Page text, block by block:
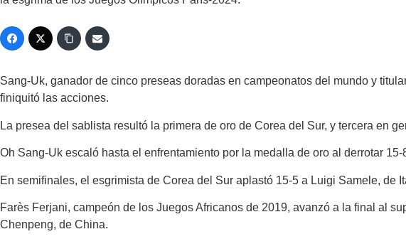
Sang-Uk, ganador de cinco preseas doradas en campeonatos del mundo y
finiquitó las acciones.
La presea del sablista resultó la primera de oro de Corea del Sur, y tercera en
Oh Sang-Uk escaló hasta el enfrentamiento por la medalla de oro al derrotar
En semifinales, el esgrimista de Corea del Sur aplastó 15-5 a Luigi Samele, de
Farès Ferjani, campeón de los Juegos Africanos de 2019, avanzó a la final al
Chenpeng, de China.